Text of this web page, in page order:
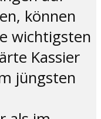
können
wichtigsten
Kassier
jüngsten